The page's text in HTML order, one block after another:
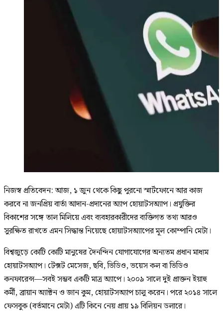
নিজস্ব প্রতিবেদন: আজ, ১ জুন থেকে কিছু পুরনো স্মার্টফোনে আর কাজ
করবে না জনপ্রিয় বার্তা আদান-প্রদানের অ্যাপ হোয়াটসঅ্যাপ। প্রযুক্তির
বিকাশের সঙ্গে তাল মিলিয়ে এবং ব্যবহারকারীদের ব্যক্তিগত তথ্য আরও
সুরক্ষিত রাখতে এমন সিদ্ধান্ত নিয়েছে হোয়াটসঅ্যাপের মূল কোম্পানি মেটা।
বিশ্বজুড়ে কোটি কোটি মানুষের দৈনন্দিন যোগাযোগের অন্যতম প্রধান মাধ্যম
হোয়াটসঅ্যাপ। টেক্সট মেসেজ, ছবি, ভিডিও, ভয়েস কল বা ভিডিও
কনফারেন্স—সবই সম্ভব একটি মাত্র অ্যাপে। ২০০৯ সালে দুই প্রাক্তন ইয়াহু
কর্মী, ব্রায়ান অ্যাক্টন ও জান কুম, হোয়াটসঅ্যাপ চালু করেন। পরে ২০১৪ সালে
ফেসবুক (বর্তমানে মেটা) এটি কিনে নেয় প্রায় ১৯ বিলিয়ন ডলারে।